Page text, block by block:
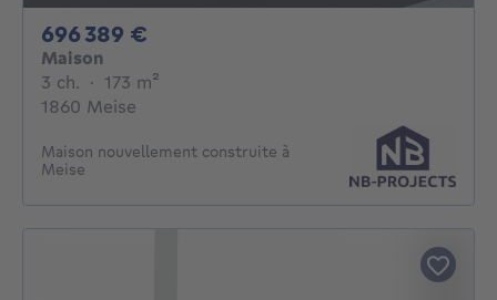
696 389 €
Maison
3 ch. 3 chambres
· 173 m²
1860 Meise
Maison nouvellement construite à
Meise